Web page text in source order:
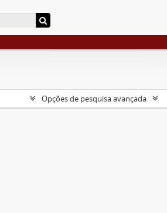
Opções de pesquisa avançada